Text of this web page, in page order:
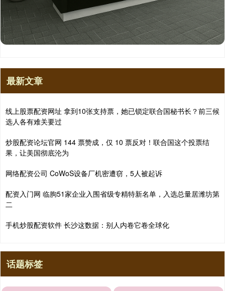
最新文章
线上股票配资网址 拿到10张支持票，她已锁定联合国秘书长？前三候
选人各有难关要过
炒股配资论坛官网 144 票赞成，仅 10 票反对！联合国这个投票结
果，让美国彻底沦为
网络配资公司 CoWoS设备厂机密遭窃，5人被起诉
配资入门网 临朐51家企业入围省级专精特新名单，入选总量居潍坊第
二
手机炒股配资软件 长沙这数据：别人内卷它卷全球化
话题标签